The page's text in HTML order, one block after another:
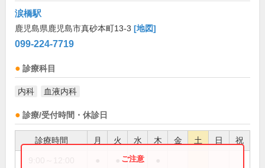
涙橋駅
鹿児島県鹿児島市真砂本町13-3 [地図]
099-224-7719
診療科目
内科 血液内科
診療/受付時間・休診日
診療時間 月 火 水 木 金 土 日 祝
●